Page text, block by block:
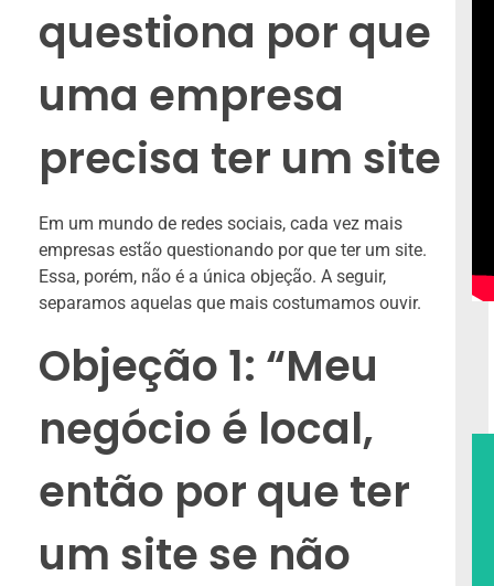
questiona por que
uma empresa
precisa ter um site
Em um mundo de redes sociais, cada vez mais
empresas estão questionando por que ter um site.
Essa, porém, não é a única objeção. A seguir,
separamos aquelas que mais costumamos ouvir.
Objeção 1: “Meu
negócio é local,
então por que ter
um site se não